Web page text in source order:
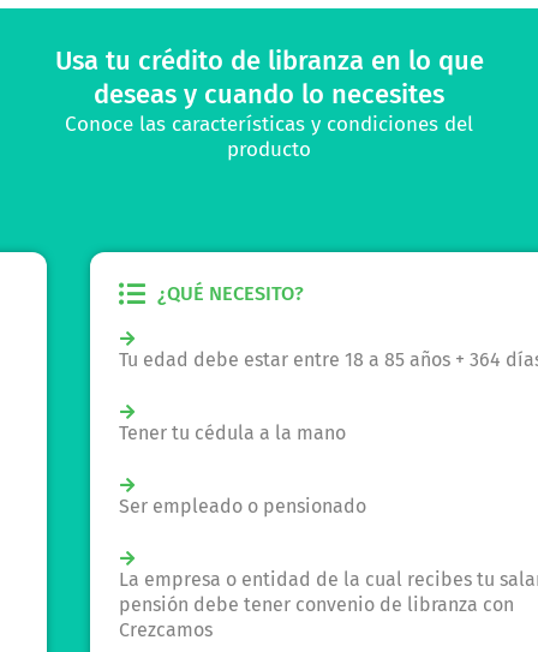
Usa tu crédito de libranza en lo que
deseas y cuando lo necesites
Conoce las características y condiciones del
producto
¿QUÉ NECESITO?
Tu edad debe estar entre 18 a 85 años + 364 días
Tener tu cédula a la mano
Ser empleado o pensionado
La empresa o entidad de la cual recibes tu salario o
pensión debe tener convenio de libranza con
Crezcamos